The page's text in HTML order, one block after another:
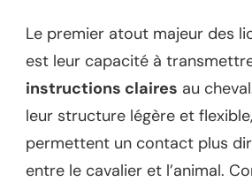
Le premier atout majeur des
est leur capacité à
instructions claires au
leur structure légère et
permettent un contact plus
entre le cavalier et l’animal.